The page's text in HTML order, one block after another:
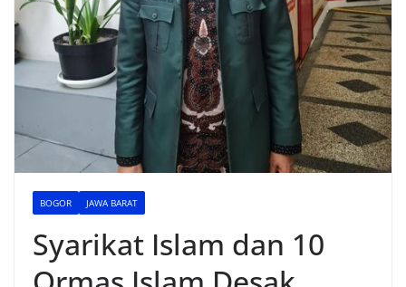
BOGOR JAWA BARAT
Syarikat Islam dan 10